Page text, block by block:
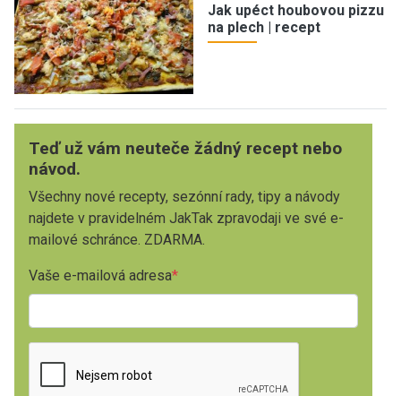
Jak upéct houbovou pizzu
na plech | recept
Teď už vám neuteče žádný recept nebo
návod.
Všechny nové recepty, sezónní rady, tipy a návody
najdete v pravidelném JakTak zpravodaji ve své e-
mailové schránce. ZDARMA.
Vaše e-mailová adresa